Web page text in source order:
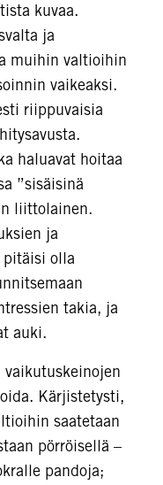
kuvaa.
ja
muihin valtioihin
vaikeaksi.
riippuvaisia
haluavat hoitaa
”sisäisinä
liittolainen.
ja
pitäisi olla
takia, ja
auki.
Kärjistetysti,
saatetaan
pörröisellä –
pandoja;